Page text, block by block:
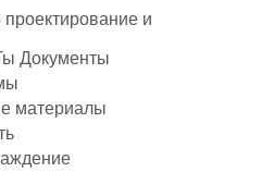
проектирование и
Документы
материалы